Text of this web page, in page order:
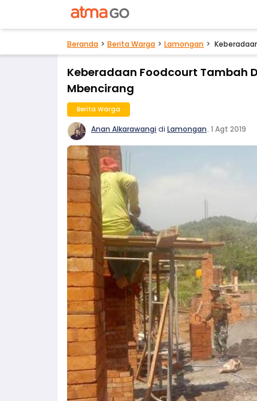
Beranda Berita Warga Lamongan
Keberadaan Foodcourt Tambah
Mbencirang
Berita Warga
Anan Alkarawangidi Lamongan. 1 Agt 2019